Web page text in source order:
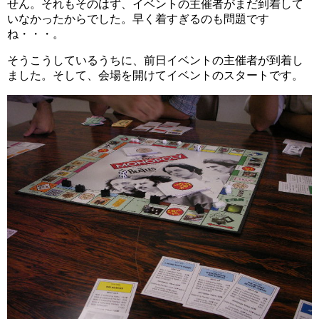
せん。それもそのはず、イベントの主催者がまだ到着して
いなかったからでした。早く着すぎるのも問題です
ね・・・。
そうこうしているうちに、前日イベントの主催者が到着し
ました。そして、会場を開けてイベントのスタートです。